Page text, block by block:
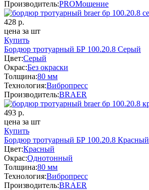
Производитель:PROМощение
428 р.
цена за шт
Купить
Бордюр тротуарный БР 100.20.8 Серый
Цвет:Серый
Окрас:Без окраски
Толщина:80 мм
Технология:Вибропресс
Производитель:BRAER
493 р.
цена за шт
Купить
Бордюр тротуарный БР 100.20.8 Красный
Цвет:Красный
Окрас:Однотонный
Толщина:80 мм
Технология:Вибропресс
Производитель:BRAER